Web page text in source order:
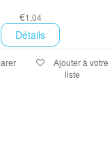
€1,04
Détails
Ajouter à votre
liste